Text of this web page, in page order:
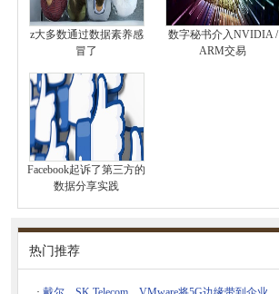
z大多数通过数据素养感
冒了
数字秘书介入NVIDIA /
ARM交易
Facebook起诉了第三方的
数据分享实践
热门推荐